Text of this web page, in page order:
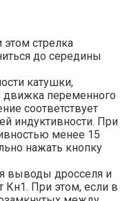
стрелка
до середины
катушки,
движка переменного
соответствует
индуктивности. При
менее 15
нажать кнопку
выводы дросселя и
Кн1. При этом, если в